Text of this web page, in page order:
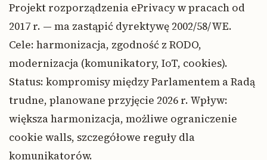
Projekt rozporządzenia ePrivacy w pracach od
2017 r. — ma zastąpić dyrektywę 2002/58/WE.
Cele: harmonizacja, zgodność z RODO,
modernizacja (komunikatory, IoT, cookies).
Status: kompromisy między Parlamentem a Radą
trudne, planowane przyjęcie 2026 r. Wpływ:
większa harmonizacja, możliwe ograniczenie
cookie walls, szczegółowe reguły dla
komunikatorów.